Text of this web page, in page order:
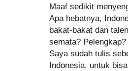
Maaf sedikit
Apa hebatnya,
bakat-bakat dan
semata? Pelengkap?
Saya sudah tulis
Indonesia, untuk